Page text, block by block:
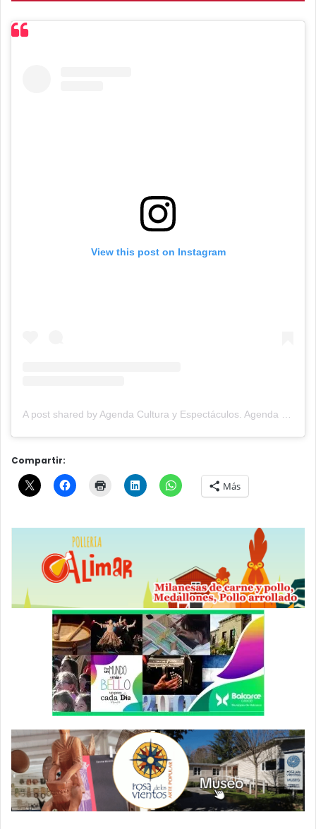
View this post on Instagram
Compartir:
Más